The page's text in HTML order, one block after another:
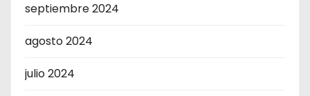
septiembre 2024
agosto 2024
julio 2024